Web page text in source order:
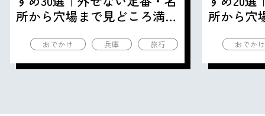
所から穴場まで見どころ満載
おでかけ 兵庫 旅行
所から穴
おでか